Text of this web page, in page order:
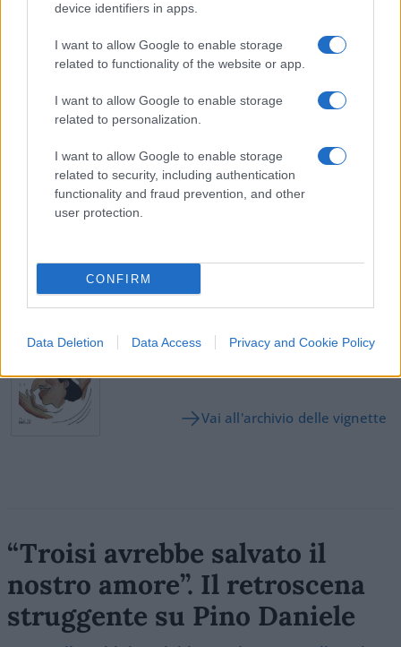
device identifiers in apps.
I want to allow Google to enable storage
related to functionality of the website or app.
I want to allow Google to enable storage
related to personalization.
I want to allow Google to enable storage
related to security, including authentication
functionality and fraud prevention, and other
user protection.
CONFIRM
Data Deletion Data Access Privacy and Cookie Policy
Nicolaporro.it è anche su Whatsapp. È sufficiente
per iscriversi al canale ed essere sempre
aggiornati (gratis).
#GIUSEPPE CONTE #MASSIMO GRAMELLINI
Vai all'archivio delle vignette
“Troisi avrebbe salvato il
nostro amore”. Il retroscena
struggente su Pino Daniele